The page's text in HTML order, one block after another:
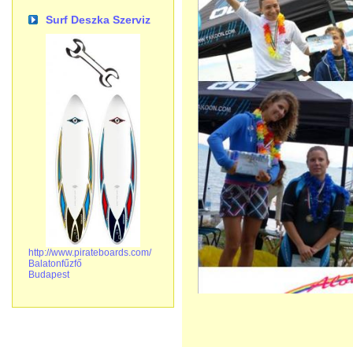
Surf Deszka Szerviz
http://www.pirateboards.com/
Balatonfűzfő
Budapest